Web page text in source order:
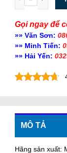
Gọi ngay để
»» Văn Sơn:
»» Minh Tiến:
»» Hải Yến:
MÔ TẢ
Hãng sản xuất: